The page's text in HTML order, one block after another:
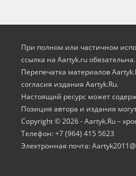
При полном или частичном
ссылка на Aartyk.ru oбязательна.
Перепечатка материалов
согласия издания Aartyk.Ru.
Настоящий ресурс может
Позиция автора и издания
Copyright © 2026 - Aartyk.Ru –
Телефон: +7 (964) 415 5623
Электронная почта: